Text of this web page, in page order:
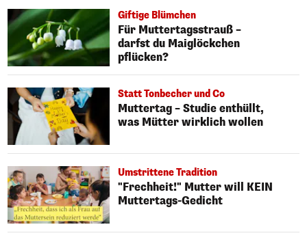
Giftige Blümchen
Für Muttertagsstrauß –
darfst du Maiglöckchen
pflücken?
Statt Tonbecher und Co
Muttertag – Studie enthüllt,
was Mütter wirklich wollen
Umstrittene Tradition
"Frechheit!" Mutter will KEIN
Muttertags-Gedicht